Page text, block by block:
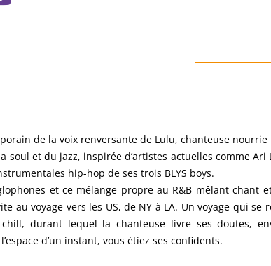
de la voix renversante de Lulu, chanteuse nourrie
soul et du jazz, inspirée d’artistes actuelles comme Ari
hip-hop de ses trois BLYS boys.
et ce mélange propre au R&B mêlant chant
au voyage vers les US, de NY à LA. Un voyage qui se
durant lequel la chanteuse livre ses doutes,
d’un instant, vous étiez ses confidents.